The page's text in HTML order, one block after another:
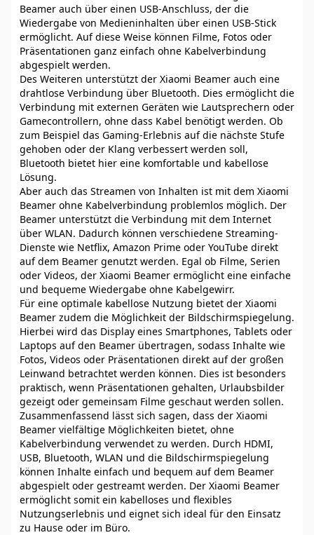
Beamer auch über einen USB-Anschluss, der die
Wiedergabe von Medieninhalten über einen USB-Stick
ermöglicht. Auf diese Weise können Filme, Fotos oder
Präsentationen ganz einfach ohne Kabelverbindung
abgespielt werden.
Des Weiteren unterstützt der Xiaomi Beamer auch eine
drahtlose Verbindung über Bluetooth. Dies ermöglicht die
Verbindung mit externen Geräten wie Lautsprechern oder
Gamecontrollern, ohne dass Kabel benötigt werden. Ob
zum Beispiel das Gaming-Erlebnis auf die nächste Stufe
gehoben oder der Klang verbessert werden soll,
Bluetooth bietet hier eine komfortable und kabellose
Lösung.
Aber auch das Streamen von Inhalten ist mit dem Xiaomi
Beamer ohne Kabelverbindung problemlos möglich. Der
Beamer unterstützt die Verbindung mit dem Internet
über WLAN. Dadurch können verschiedene Streaming-
Dienste wie Netflix, Amazon Prime oder YouTube direkt
auf dem Beamer genutzt werden. Egal ob Filme, Serien
oder Videos, der Xiaomi Beamer ermöglicht eine einfache
und bequeme Wiedergabe ohne Kabelgewirr.
Für eine optimale kabellose Nutzung bietet der Xiaomi
Beamer zudem die Möglichkeit der Bildschirmspiegelung.
Hierbei wird das Display eines Smartphones, Tablets oder
Laptops auf den Beamer übertragen, sodass Inhalte wie
Fotos, Videos oder Präsentationen direkt auf der großen
Leinwand betrachtet werden können. Dies ist besonders
praktisch, wenn Präsentationen gehalten, Urlaubsbilder
gezeigt oder gemeinsam Filme geschaut werden sollen.
Zusammenfassend lässt sich sagen, dass der Xiaomi
Beamer vielfältige Möglichkeiten bietet, ohne
Kabelverbindung verwendet zu werden. Durch HDMI,
USB, Bluetooth, WLAN und die Bildschirmspiegelung
können Inhalte einfach und bequem auf dem Beamer
abgespielt oder gestreamt werden. Der Xiaomi Beamer
ermöglicht somit ein kabelloses und flexibles
Nutzungserlebnis und eignet sich ideal für den Einsatz
zu Hause oder im Büro.